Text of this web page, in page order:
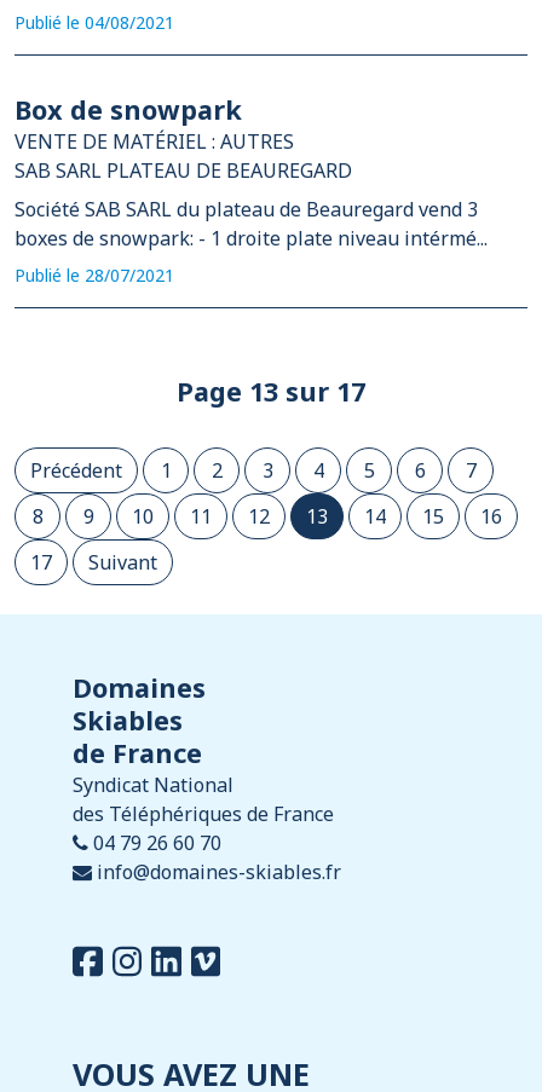
Publié le 04/08/2021
Box de snowpark
VENTE DE MATÉRIEL : AUTRES
SAB SARL PLATEAU DE BEAUREGARD
Société SAB SARL du plateau de Beauregard vend 3
boxes de snowpark: - 1 droite plate niveau intérmé...
Publié le 28/07/2021
Page 13 sur 17
Précédent 1 2 3 4 5 6
7
8
9 10 11 12 13 14 15
16
17
Suivant
Domaines
Skiables
de France
Syndicat National
des Téléphériques de France
04 79 26 60 70
info@domaines-skiables.fr
VOUS AVEZ UNE